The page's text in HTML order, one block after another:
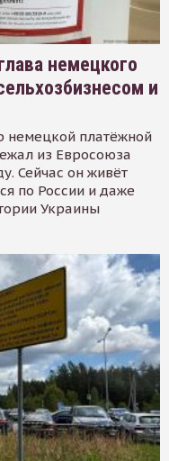
немецкого
и
платёжной
из Евросоюза
Сейчас он живёт
по России и даже
Украины